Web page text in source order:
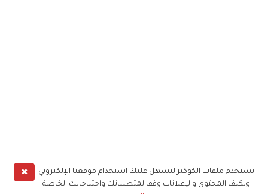
✖
نستخدم ملفات الكوكيز لنسهل عليك استخدام موقعنا الإلكتروني
ونكيف المحتوى والإعلانات وفقا لمتطلباتك واحتياجاتك الخاصة